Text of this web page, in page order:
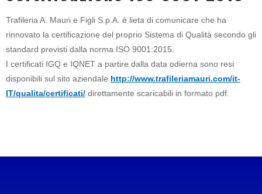
Trafileria A. Mauri e Figli S.p.A. è lieta di comunicare che ha
rinnovato la certificazione del proprio Sistema di Qualità secondo gli
standard previsti dalla norma ISO 9001:2015.
I certificati IGQ e IQNET a partire dalla data odierna sono resi
disponibili sul sito aziendale http://www.trafileriamauri.com/it-
IT/qualita/certificati/ direttamente scaricabili in formato pdf.